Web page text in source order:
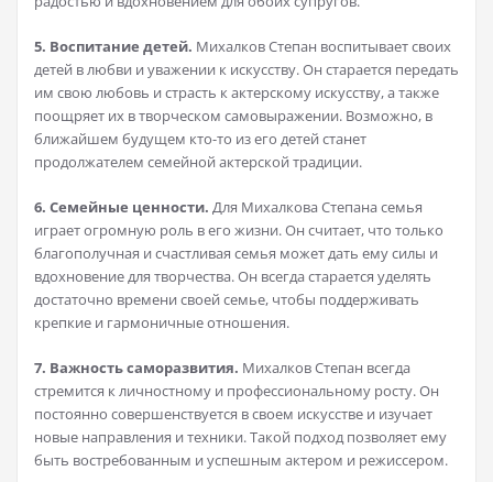
5. Воспитание детей. Михалков Степан воспитывает своих
детей в любви и уважении к искусству. Он старается передать
им свою любовь и страсть к актерскому искусству, а также
поощряет их в творческом самовыражении. Возможно, в
ближайшем будущем кто-то из его детей станет
продолжателем семейной актерской традиции.
6. Семейные ценности. Для Михалкова Степана семья
играет огромную роль в его жизни. Он считает, что только
благополучная и счастливая семья может дать ему силы и
вдохновение для творчества. Он всегда старается уделять
достаточно времени своей семье, чтобы поддерживать
крепкие и гармоничные отношения.
7. Важность саморазвития. Михалков Степан всегда
стремится к личностному и профессиональному росту. Он
постоянно совершенствуется в своем искусстве и изучает
новые направления и техники. Такой подход позволяет ему
быть востребованным и успешным актером и режиссером.